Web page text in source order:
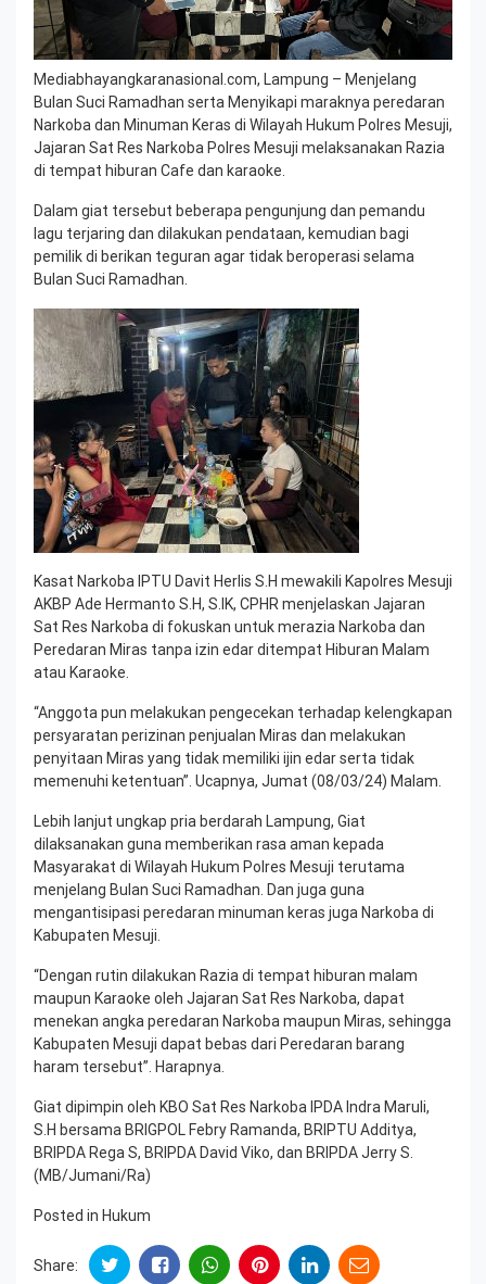
Mediabhayangkaranasional.com, Lampung – Menjelang
Bulan Suci Ramadhan serta Menyikapi maraknya peredaran
Narkoba dan Minuman Keras di Wilayah Hukum Polres Mesuji,
Jajaran Sat Res Narkoba Polres Mesuji melaksanakan Razia
di tempat hiburan Cafe dan karaoke.
Dalam giat tersebut beberapa pengunjung dan pemandu
lagu terjaring dan dilakukan pendataan, kemudian bagi
pemilik di berikan teguran agar tidak beroperasi selama
Bulan Suci Ramadhan.
Kasat Narkoba IPTU Davit Herlis S.H mewakili Kapolres Mesuji
AKBP Ade Hermanto S.H, S.IK, CPHR menjelaskan Jajaran
Sat Res Narkoba di fokuskan untuk merazia Narkoba dan
Peredaran Miras tanpa izin edar ditempat Hiburan Malam
atau Karaoke.
“Anggota pun melakukan pengecekan terhadap kelengkapan
persyaratan perizinan penjualan Miras dan melakukan
penyitaan Miras yang tidak memiliki ijin edar serta tidak
memenuhi ketentuan”. Ucapnya, Jumat (08/03/24) Malam.
Lebih lanjut ungkap pria berdarah Lampung, Giat
dilaksanakan guna memberikan rasa aman kepada
Masyarakat di Wilayah Hukum Polres Mesuji terutama
menjelang Bulan Suci Ramadhan. Dan juga guna
mengantisipasi peredaran minuman keras juga Narkoba di
Kabupaten Mesuji.
“Dengan rutin dilakukan Razia di tempat hiburan malam
maupun Karaoke oleh Jajaran Sat Res Narkoba, dapat
menekan angka peredaran Narkoba maupun Miras, sehingga
Kabupaten Mesuji dapat bebas dari Peredaran barang
haram tersebut”. Harapnya.
Giat dipimpin oleh KBO Sat Res Narkoba IPDA Indra Maruli,
S.H bersama BRIGPOL Febry Ramanda, BRIPTU Additya,
BRIPDA Rega S, BRIPDA David Viko, dan BRIPDA Jerry S.
(MB/Jumani/Ra)
Posted in Hukum
Share: